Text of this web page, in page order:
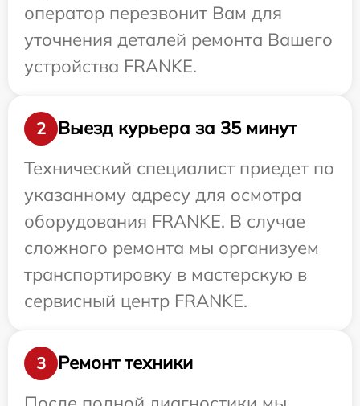
оператор перезвонит Вам для
уточнения деталей ремонта Вашего
устройства FRANKE.
2
Выезд курьера за 35 минут
Технический специалист приедет по
указанному адресу для осмотра
оборудования FRANKE. В случае
сложного ремонта мы организуем
транспортировку в мастерскую в
сервисный центр FRANKE.
3
Ремонт техники